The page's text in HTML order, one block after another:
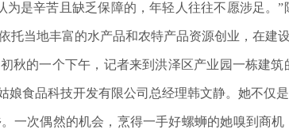
辛苦且缺乏保障的，年轻人往往不愿涉足。”
托当地丰富的水产品和农特产品资源创业，在建
的一个下午，记者来到洪泽区产业园一栋建筑
娘食品科技开发有限公司总经理韩文静。她不仅
次偶然的机会，烹得一手好螺蛳的她嗅到商